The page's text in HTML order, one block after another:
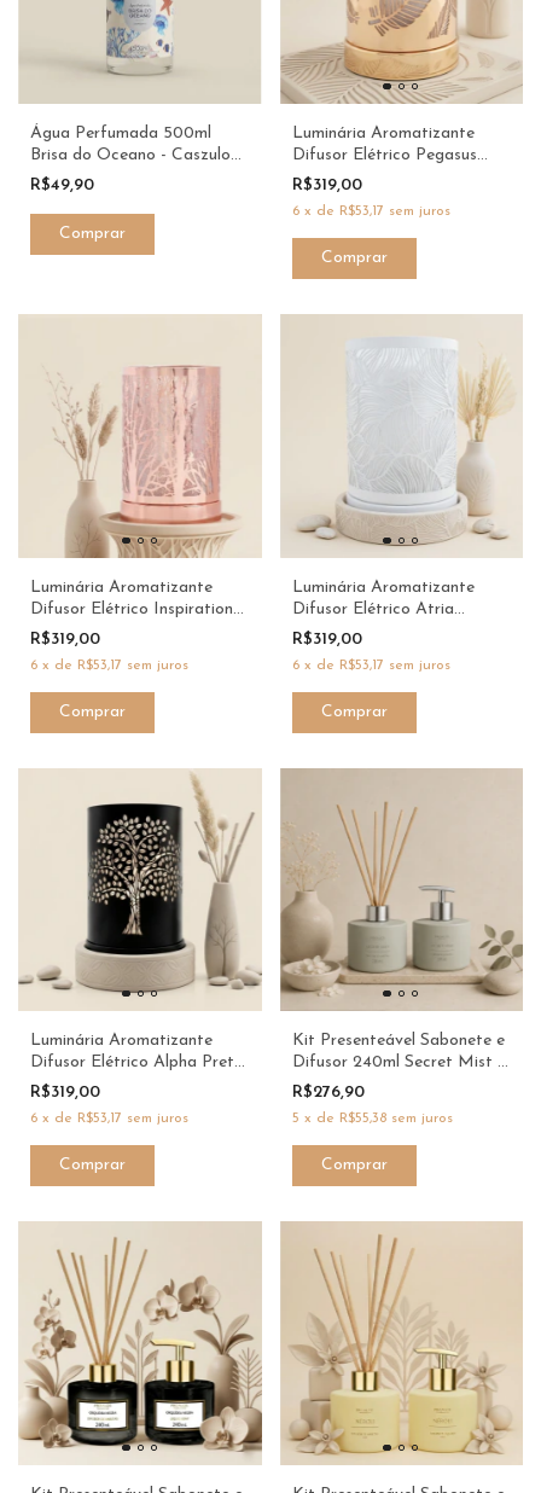
Água Perfumada 500ml
Brisa do Oceano - Caszulo
Via Aroma
R$49,90
Luminária Aromatizante
Difusor Elétrico Pegasus
Dourada Bivolt - Six Senses
R$319,00
6 x de R$53,17 sem juros
Luminária Aromatizante
Difusor Elétrico Inspiration
Rosé Bivolt - Six Senses
R$319,00
6 x de R$53,17 sem juros
Luminária Aromatizante
Difusor Elétrico Atria
Branca Bivolt - Six Senses
R$319,00
6 x de R$53,17 sem juros
Luminária Aromatizante
Difusor Elétrico Alpha Preta
Bivolt - Six Senses
R$319,00
6 x de R$53,17 sem juros
Kit Presenteável Sabonete e
Difusor 240ml Secret Mist -
ProAloe
R$276,90
5 x de R$55,38 sem juros